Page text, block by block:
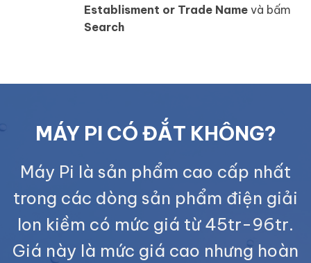
Establisment or Trade Namevà bấm
Search
MÁY PI CÓ ĐẮT KHÔNG?
Máy Pi là sản phẩm cao cấp nhất
trong các dòng sản phẩm điện giải
Ion kiềm có mức giá từ 45tr-96tr.
Giá này là mức giá cao nhưng hoàn